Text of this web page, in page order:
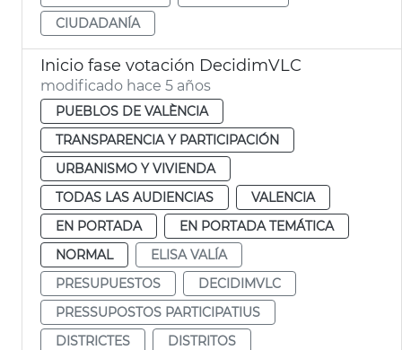
CIUDADANÍA
Inicio fase votación DecidimVLC
modificado hace 5 años
PUEBLOS DE VALÈNCIA
TRANSPARENCIA Y PARTICIPACIÓN
URBANISMO Y VIVIENDA
TODAS LAS AUDIENCIAS
VALENCIA
EN PORTADA
EN PORTADA TEMÁTICA
NORMAL
ELISA VALÍA
PRESUPUESTOS
DECIDIMVLC
PRESSUPOSTOS PARTICIPATIUS
DISTRICTES
DISTRITOS